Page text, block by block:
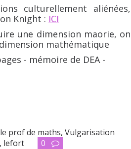
culturellement aliénées,
Knight : ICI
une dimension maorie, on
mathématique
- mémoire de DEA -
prof de maths,Vulgarisation
, lefort 0